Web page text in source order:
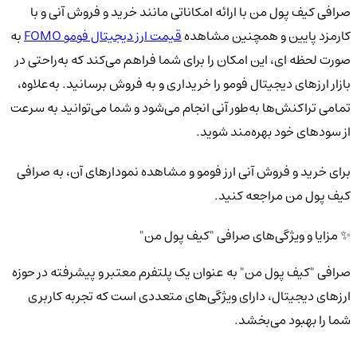
صرافی کیف پول من با ارائه امکاناتی مانند خرید و فروش آنی و با
کارمزد پایین و همچنین مشاهدهقیمت ارز دیجیتال فومو FOMO
به
صورت لحظه ای، این امکان را برای شما فراهم می‌کند که به‌راحتی در
بازار ارزهای دیجیتال فومو را خریداری و به فروش برسانید. به‌علاوه،
تمامی تراکنش‌ها به‌طور آنی انجام می‌شود و شما می‌توانید به سرعت
از سودهای خود بهره‌مند شوید.
برای خرید و فروش آنی ارز فومو و مشاهده نمودارهای آن، به صرافی
کیف پول من مراجعه کنید.
✨ مزایا و ویژگی‌های صرافی "کیف پول من"
صرافی "کیف پول من" به عنوان یک پلتفرم معتبر و پیشرفته در حوزه
ارزهای دیجیتال، دارای ویژگی‌های متعددی است که تجربه کاربری
شما را بهبود می‌بخشد.